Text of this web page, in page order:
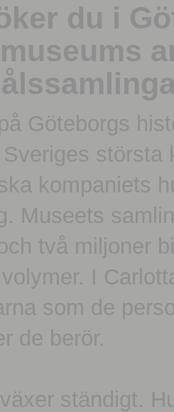
du i
Göteborgs
största
kompaniets
Museets
två miljoner
I
som de
de berör.
ständigt.